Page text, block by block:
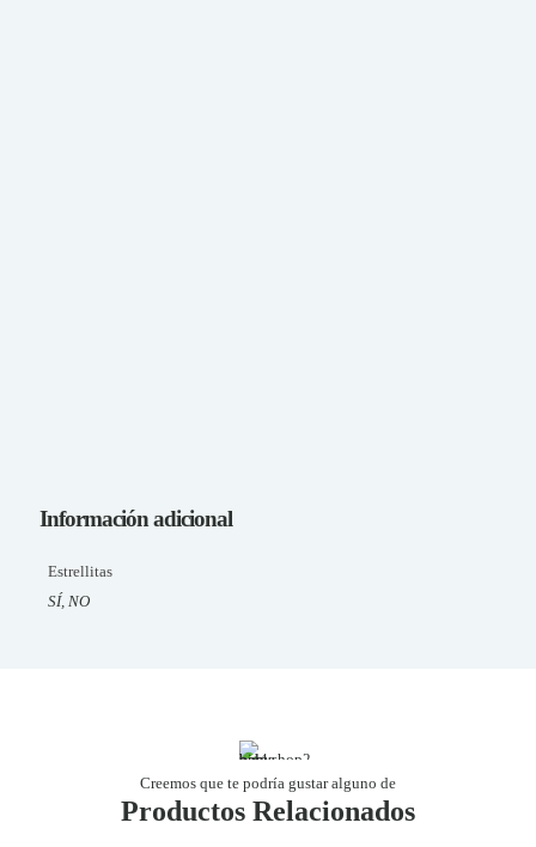
Información adicional
Estrellitas
SÍ, NO
Productos Relacionados
Creemos que te podría gustar alguno de